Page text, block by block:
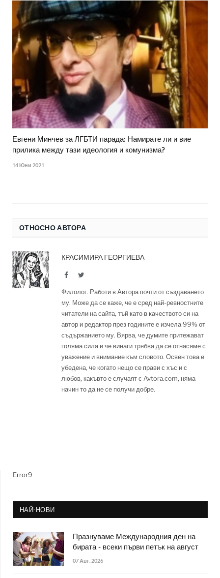
Евгени Минчев за ЛГБТИ парада: Намирате ли и вие
прилика между тази идеология и комунизма?
14 Юни 2021
ОТНОСНО АВТОРА
КРАСИМИРА ГЕОРГИЕВА
FacebookTwitter
Филолог. Работи в Автора почти от създаването
му. Може да се каже, че е сред най-ревностните
читатели на сайта, тъй като в качеството си на
автор и редактор през годините е изчела 99% от
съдържанието му. Вярва, че думите притежават
голяма сила и че винаги трябва да се отнасяме с
уважение и внимание към словото. Освен това е
убедена, че когато нещо се прави с хъс и с
любов, какъвто е случаят с Avtora.com, няма
начин то да не се получи добре.
Error9
НАЙ-НОВИ
Празнуваме Международния ден на
бирата - всеки първи петък на август
07 Авг. 2026